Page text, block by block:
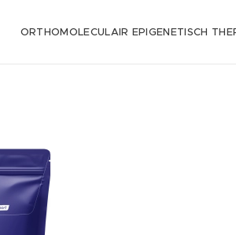
ORTHOMOLECULAIR EPIGENETISCH